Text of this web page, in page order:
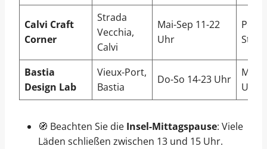
Calvi Craft
Corner
Strada
Vecchia,
Calvi
Mai-Sep 11-22
Uhr
Bastia
Design Lab
Vieux-Port,
Bastia
Do-So 14-23 Uhr
🧭 Beachten Sie die Insel-Mittagspause: Viele
Läden schließen zwischen 13 und 15 Uhr.